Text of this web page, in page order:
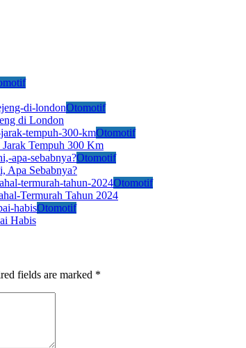
Otomotif
di London
Otomotif
Tempuh 300 Km
Otomotif
Apa Sebabnya?
Otomotif
Termurah Tahun 2024
Otomotif
Habis
fields are marked *